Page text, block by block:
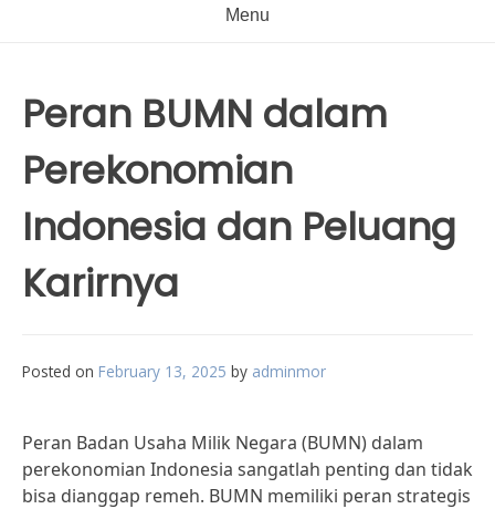
Menu
Peran BUMN dalam
Perekonomian
Indonesia dan Peluang
Karirnya
Posted on February 13, 2025 by adminmor
Peran Badan Usaha Milik Negara (BUMN) dalam
perekonomian Indonesia sangatlah penting dan tidak
bisa dianggap remeh. BUMN memiliki peran strategis